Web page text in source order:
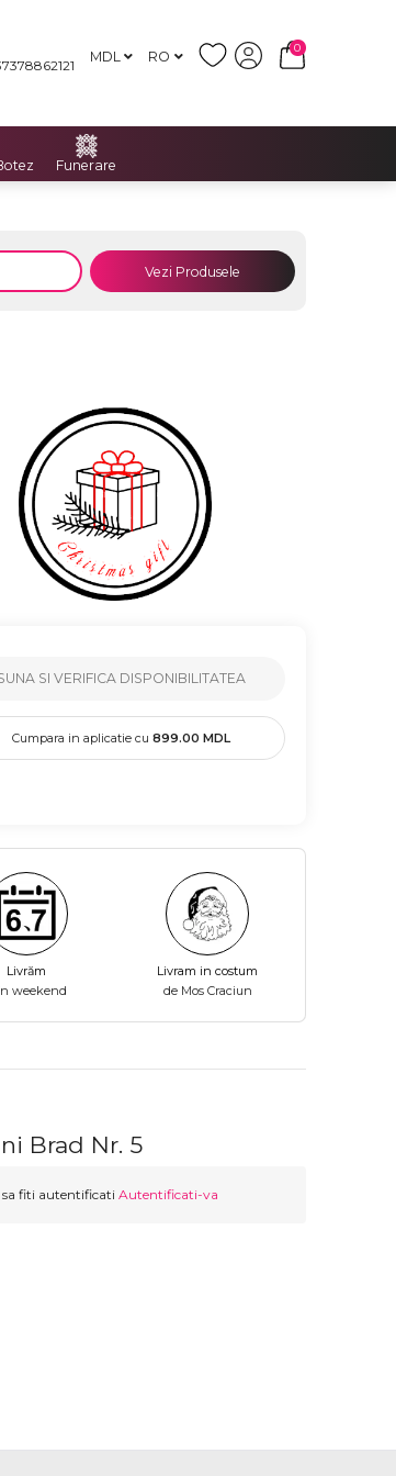
MDL RO
0
Funerare
Vezi Produsele
SI VERIFICA DISPONIBILITATEA
Cumpara in aplicatie cu 899.00 MDL
Livrăm
weekend
Livram in costum
de Mos Craciun
Brad Nr. 5
sa fiti autentificati Autentificati-va